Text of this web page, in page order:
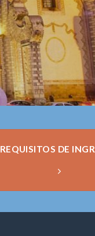
REQUISITOS DE